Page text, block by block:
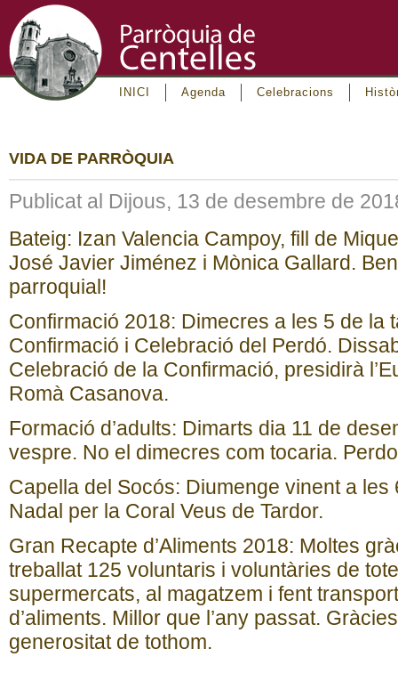
INICI Agenda Celebracions
VIDA DE PARRÒQUIA
Publicat al Dijous, 13 de desembre de
Bateig: Izan Valencia Campoy, fill de
José Javier Jiménez i Mònica Gallard.
parroquial!
Confirmació 2018: Dimecres a les 5 de la
Confirmació i Celebració del Perdó.
Celebració de la Confirmació, presidirà
Romà Casanova.
Formació d’adults: Dimarts dia 11 de
vespre. No el dimecres com tocaria.
Capella del Socós: Diumenge vinent a
Nadal per la Coral Veus de Tardor.
Gran Recapte d’Aliments 2018: Moltes
treballat 125 voluntaris i voluntàries de
supermercats, al magatzem i fent
d’aliments. Millor que l’any passat.
generositat de tothom.